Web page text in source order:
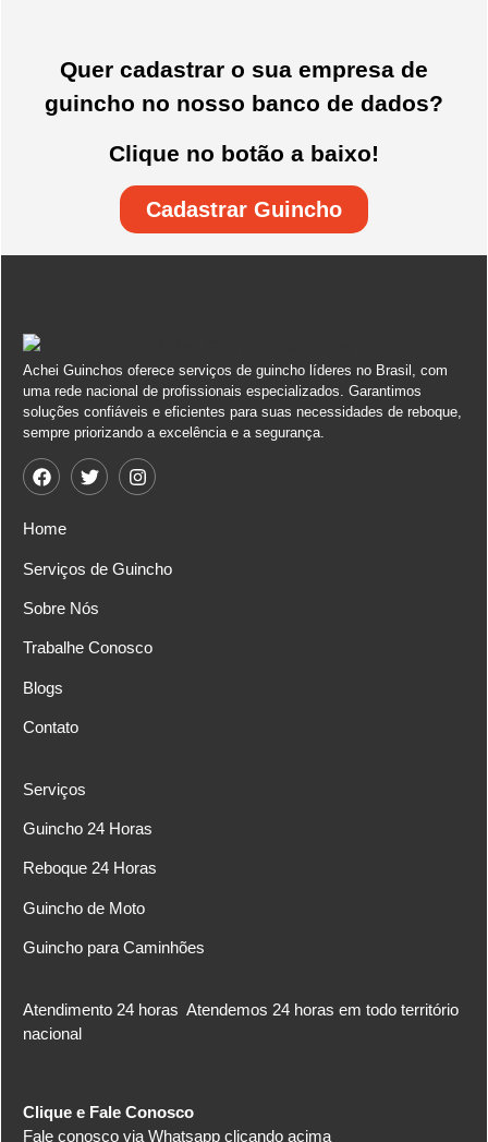
Quer cadastrar o sua empresa de
guincho no nosso banco de dados?
Clique no botão a baixo!
Cadastrar Guincho
Achei Guinchos oferece serviços de guincho líderes no Brasil, com
uma rede nacional de profissionais especializados. Garantimos
soluções confiáveis e eficientes para suas necessidades de reboque,
sempre priorizando a excelência e a segurança.
Home
Serviços de Guincho
Sobre Nós
Trabalhe Conosco
Blogs
Contato
Serviços
Guincho 24 Horas
Reboque 24 Horas
Guincho de Moto
Guincho para Caminhões
Atendimento 24 horas Atendemos 24 horas em todo território
nacional
Clique e Fale Conosco
Fale conosco via Whatsapp clicando acima